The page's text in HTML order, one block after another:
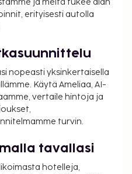
ja meitä tukee alan
erityisesti autolla
nopeasti yksinkertaisella
Käytä Ameliaa, AI-
vertaile hintoja ja
turvin.
tavallasi
hotelleja,